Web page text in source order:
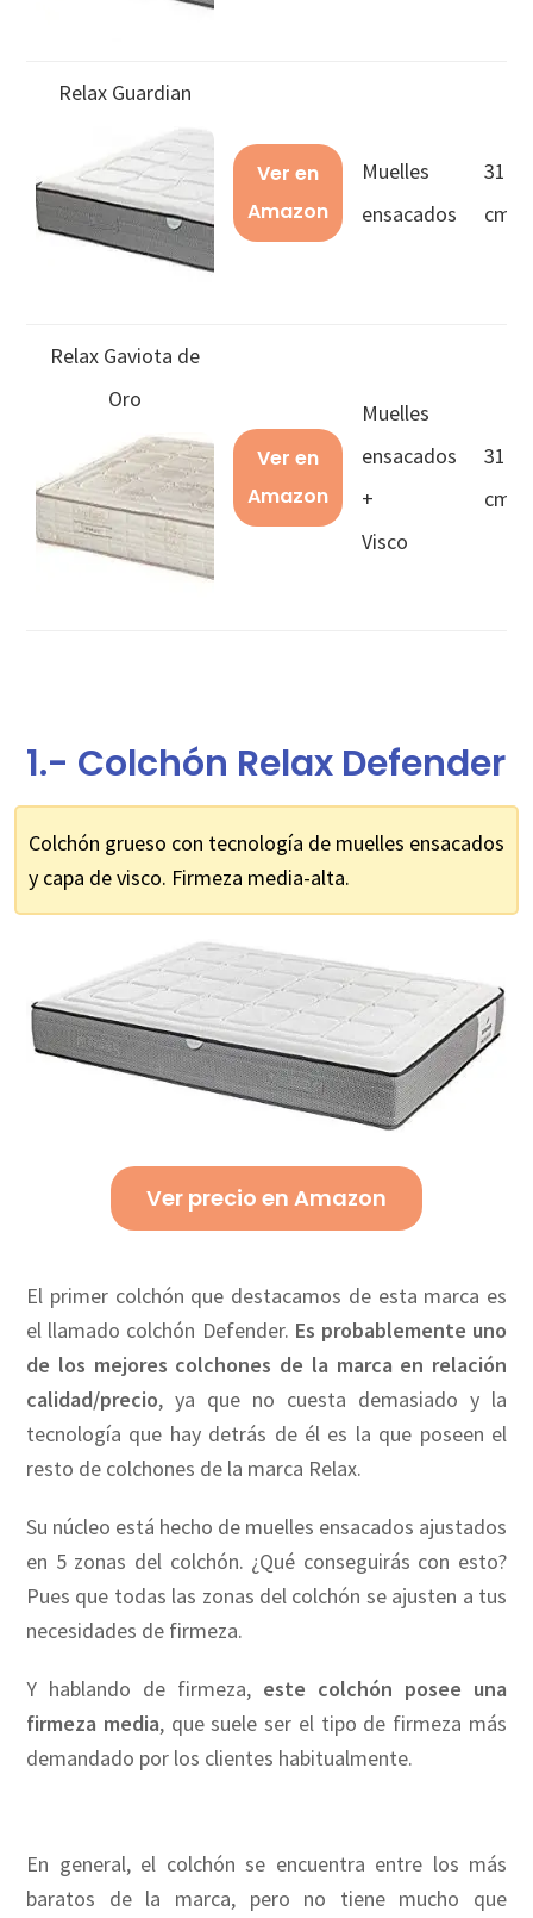
Relax Guardian
Ver en
Amazon
Muelles
ensacados
31
cms
Relax Gaviota de
Oro
Ver en
Amazon
Muelles
ensacados
+
Visco
31
cms
1.- Colchón Relax Defender
Colchón grueso con tecnología de muelles ensacados
y capa de visco. Firmeza media-alta.
Ver precio en Amazon
El primer colchón que destacamos de esta marca es
el llamado colchón Defender. Es probablemente uno
de los mejores colchones de la marca en relación
calidad/precio, ya que no cuesta demasiado y la
tecnología que hay detrás de él es la que poseen el
resto de colchones de la marca Relax.
Su núcleo está hecho de muelles ensacados ajustados
en 5 zonas del colchón. ¿Qué conseguirás con esto?
Pues que todas las zonas del colchón se ajusten a tus
necesidades de firmeza.
Y hablando de firmeza, este colchón posee una
firmeza media, que suele ser el tipo de firmeza más
demandado por los clientes habitualmente.
En general, el colchón se encuentra entre los más
baratos de la marca, pero no tiene mucho que